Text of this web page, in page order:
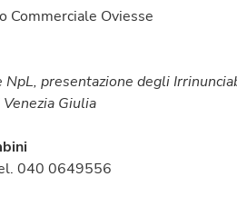
Commerciale Oviesse
NpL, presentazione degli
Giulia
040 0649556